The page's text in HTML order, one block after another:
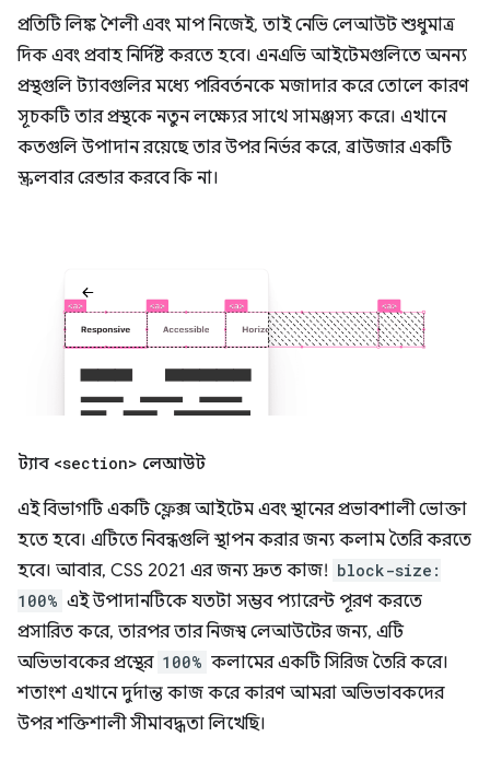
প্রতিটি লিঙ্ক শৈলী এবং মাপ নিজেই, তাই নেভি লেআউট শুধুমাত্র
দিক এবং প্রবাহ নির্দিষ্ট করতে হবে। এনএভি আইটেমগুলিতে অনন্য
প্রস্থগুলি ট্যাবগুলির মধ্যে পরিবর্তনকে মজাদার করে তোলে কারণ
সূচকটি তার প্রস্থকে নতুন লক্ষ্যের সাথে সামঞ্জস্য করে। এখানে
কতগুলি উপাদান রয়েছে তার উপর নির্ভর করে, ব্রাউজার একটি
স্ক্রলবার রেন্ডার করবে কি না।
ট্যাব <section> লেআউট
এই বিভাগটি একটি ফ্লেক্স আইটেম এবং স্থানের প্রভাবশালী ভোক্তা
হতে হবে। এটিতে নিবন্ধগুলি স্থাপন করার জন্য কলাম তৈরি করতে
হবে। আবার, CSS 2021 এর জন্য দ্রুত কাজ! block-size:
100% এই উপাদানটিকে যতটা সম্ভব প্যারেন্ট পূরণ করতে
প্রসারিত করে, তারপর তার নিজস্ব লেআউটের জন্য, এটি
অভিভাবকের প্রস্থের 100% কলামের একটি সিরিজ তৈরি করে।
শতাংশ এখানে দুর্দান্ত কাজ করে কারণ আমরা অভিভাবকদের
উপর শক্তিশালী সীমাবদ্ধতা লিখেছি।